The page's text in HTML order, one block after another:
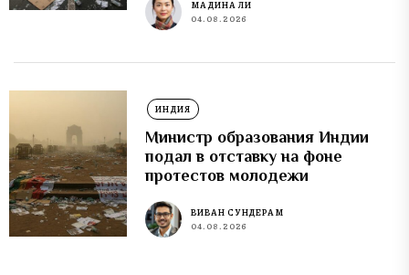
МАДИНА ЛИ
04.08.2026
ИНДИЯ
Министр образования Индии
подал в отставку на фоне
протестов молодежи
ВИВАН СУНДЕРАМ
04.08.2026